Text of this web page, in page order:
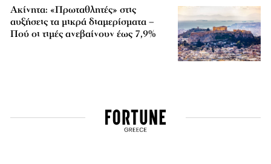
Ακίνητα: «Πρωταθλητές» στις
αυξήσεις τα μικρά διαμερίσματα –
Πού οι τιμές ανεβαίνουν έως 7,9%